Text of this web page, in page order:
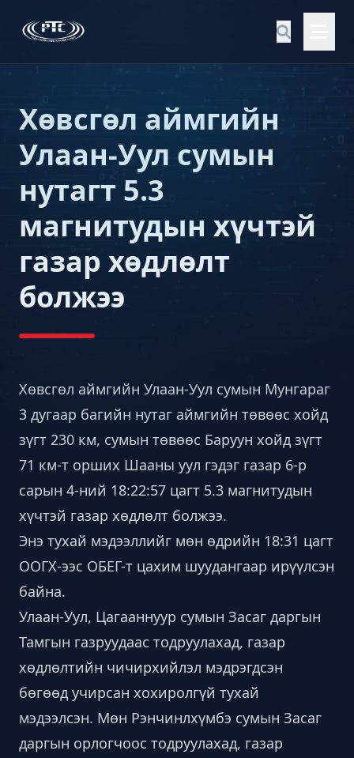
Хөвсгөл аймгийн
Улаан-Уул сумын
нутагт 5.3
магнитудын хүчтэй
газар хөдлөлт
болжээ
Хөвсгөл аймгийн Улаан-Уул сумын Мунгараг
3 дугаар багийн нутаг аймгийн төвөөс хойд
зүгт 230 км, сумын төвөөс Баруун хойд зүгт
71 км-т орших Шааны уул гэдэг газар 6-р
сарын 4-ний 18:22:57 цагт 5.3 магнитудын
хүчтэй газар хөдлөлт болжээ.
Энэ тухай мэдээллийг мөн өдрийн 18:31 цагт
ООГХ-ээс ОБЕГ-т цахим шуудангаар ирүүлсэн
байна.
Улаан-Уул, Цагааннуур сумын Засаг даргын
Тамгын газруудаас тодруулахад, газар
хөдлөлтийн чичирхийлэл мэдрэгдсэн
бөгөөд учирсан хохиролгүй тухай
мэдээлсэн. Мөн Рэнчинлхүмбэ сумын Засаг
даргын орлогчоос тодруулахад, газар